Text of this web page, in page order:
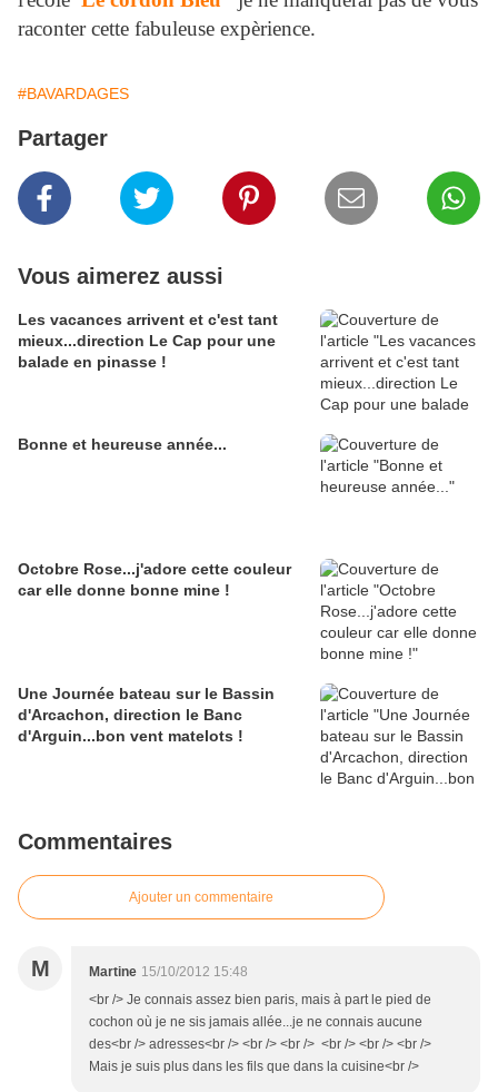
raconter cette fabuleuse expèrience.
#BAVARDAGES
Partager
Vous aimerez aussi
Les vacances arrivent et c'est tant
mieux...direction Le Cap pour une
balade en pinasse !
Bonne et heureuse année...
Octobre Rose...j'adore cette couleur
car elle donne bonne mine !
Une Journée bateau sur le Bassin
d'Arcachon, direction le Banc
d'Arguin...bon vent matelots !
Commentaires
Ajouter un commentaire
M Martine 15/10/2012 15:48
<br /> Je connais assez bien paris, mais à part le pied de
cochon où je ne sis jamais allée...je ne connais aucune
des<br /> adresses<br /> <br /> <br /> <br /> <br /> <br />
Mais je suis plus dans les fils que dans la cuisine<br />